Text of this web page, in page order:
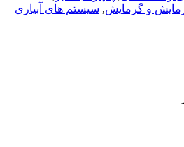
و گرمایش, سیستم های آبیاری